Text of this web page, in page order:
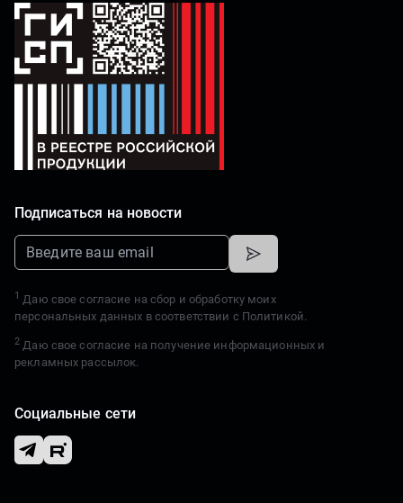
Лицензии и сертификаты
Этика и комплаенс
Брендбук
Справка о компании
Гарантия
Сервисные центры
Блог
Подписаться на новости
1 Даю свое согласие на сбор и обработку моих
персональных данных в соответствии с Политикой.
2 Даю свое согласие на получение информационных и
рекламных рассылок.
Социальные сети